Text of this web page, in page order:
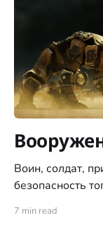
Воин, солдат,
безопасность
7 min read